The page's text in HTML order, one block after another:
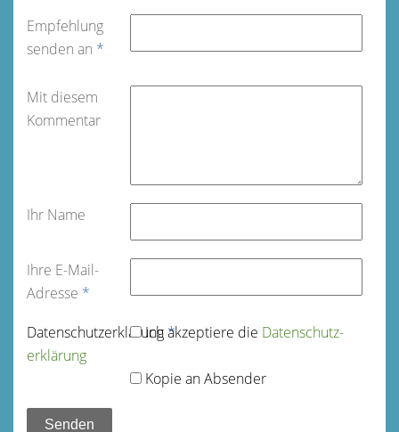
Empfehlung
senden an *
Mit diesem
Kommentar
Ihr Name
Ihre E-Mail-
Adresse *
Datenschutz­erklärung*
Ich akzeptiere die Datenschutz­
erklärung
Kopie an Absender